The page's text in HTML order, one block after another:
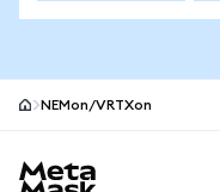
NEMon/VRTXon